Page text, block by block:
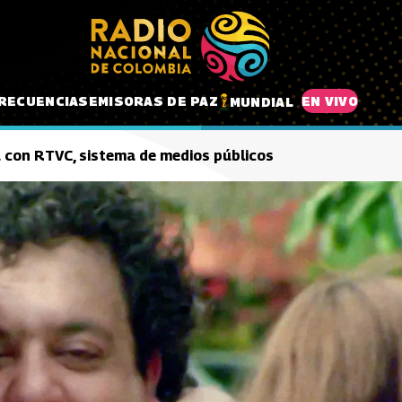
EMISORAS DE PAZ MUNDIAL EN VIVO
RTVC, sistema de medios públicos